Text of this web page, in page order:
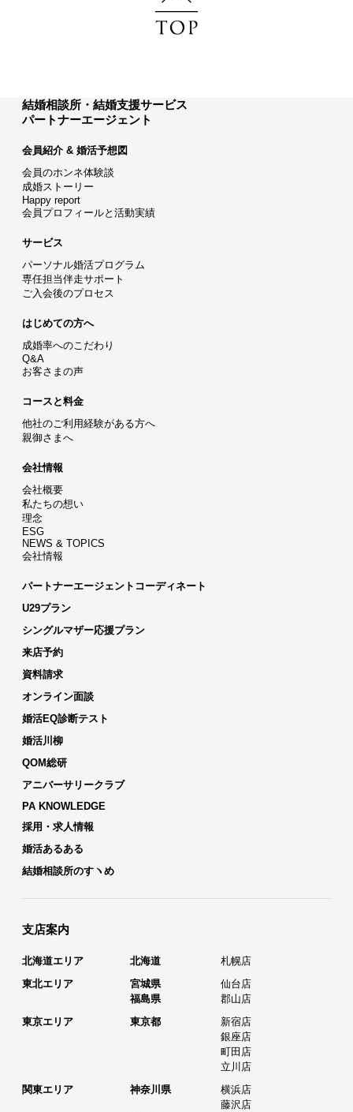
結婚相談所・結婚支援サービス
パートナーエージェント
会員紹介 & 婚活予想図
会員のホンネ体験談
成婚ストーリー
Happy report
会員プロフィールと活動実績
サービス
パーソナル婚活プログラム
専任担当伴走サポート
ご入会後のプロセス
はじめての方へ
成婚率へのこだわり
Q&A
お客さまの声
コースと料金
他社のご利用経験がある方へ
親御さまへ
会社情報
会社概要
私たちの想い
理念
ESG
NEWS & TOPICS
会社情報
パートナーエージェントコーディネート
U29プラン
シングルマザー応援プラン
来店予約
資料請求
オンライン面談
婚活EQ診断テスト
婚活川柳
QOM総研
アニバーサリークラブ
PA KNOWLEDGE
採用・求人情報
婚活あるある
結婚相談所のすヽめ
支店案内
北海道エリア 北海道
札幌店
東北エリア
宮城県
仙台店
福島県
郡山店
東京エリア
東京都
新宿店
銀座店
町田店
立川店
関東エリア
神奈川県
横浜店
藤沢店